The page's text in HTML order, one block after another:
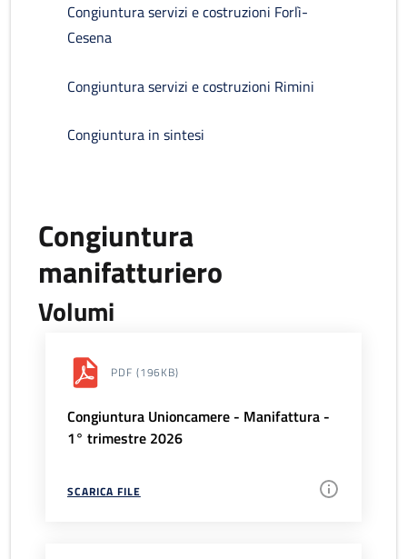
Congiuntura servizi e costruzioni Forlì-
Cesena
Congiuntura servizi e costruzioni Rimini
Congiuntura in sintesi
Congiuntura
manifatturiero
Volumi
PDF (196KB)
Congiuntura Unioncamere - Manifattura -
1° trimestre 2026
SCARICA FILE